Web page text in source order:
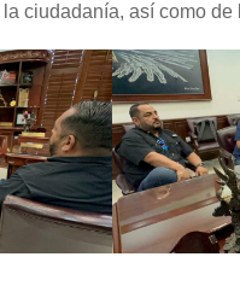
ciudadanía, así como